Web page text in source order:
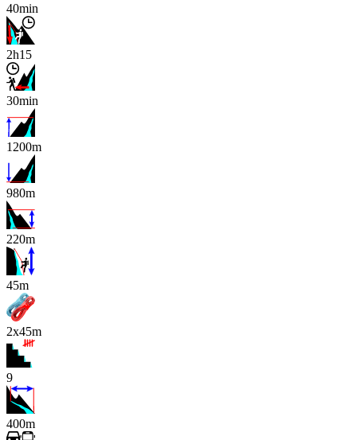
40min
2h15
30min
1200m
980m
220m
x
45m
2x45m
9
400m